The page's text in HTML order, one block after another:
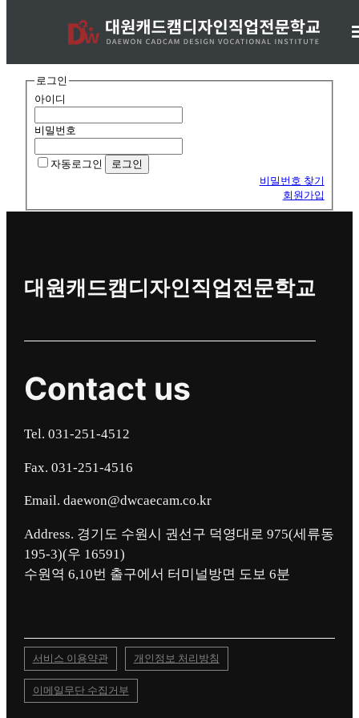
로그인
아이디
비밀번호
자동로그인
비밀번호 찾기
회원가입
대원캐드캠디자인직업전문학교
Contact us
Tel. 031-251-4512
Fax. 031-251-4516
Email. daewon@dwcaecam.co.kr
Address. 경기도 수원시 권선구 덕영대로 975(세류동
195-3)(우 16591)
서비스 이용약관 개인정보 처리방침
이메일무단 수집거부